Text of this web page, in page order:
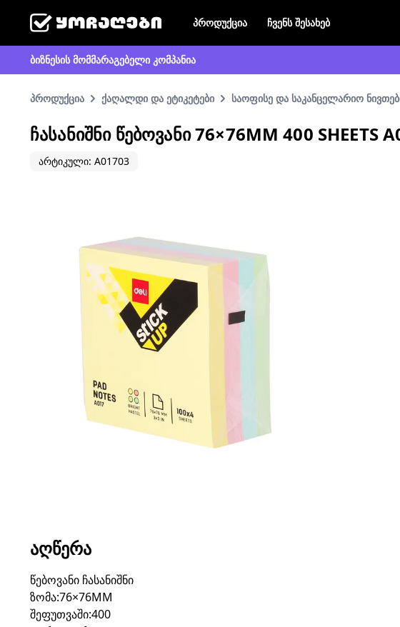
პროდუქცია ჩვენს შესახებ
ბიზნესის მომმარაგებელი კომპანია
პროდუქცია ქაღალდი და ეტიკეტები საოფისე და საკანცელარიო
ᲩᲐᲡᲐᲜᲘᲨᲜᲘ ᲬᲔᲑᲝᲕᲐᲜᲘ 76×76MM 400 SHEETS
არტიკული: A01703
ᲐᲦᲬᲔᲠᲐ
წებოვანი ჩასანიშნი
ზომა:76×76MM
შეფუთვაში:400